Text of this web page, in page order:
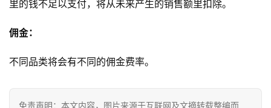
里的钱不足以支付，将从未来产生的销售额里扣除。
佣金：
不同品类将会有不同的佣金费率。
免责声明：本文内容，图片来源于互联网及文摘转载整编而